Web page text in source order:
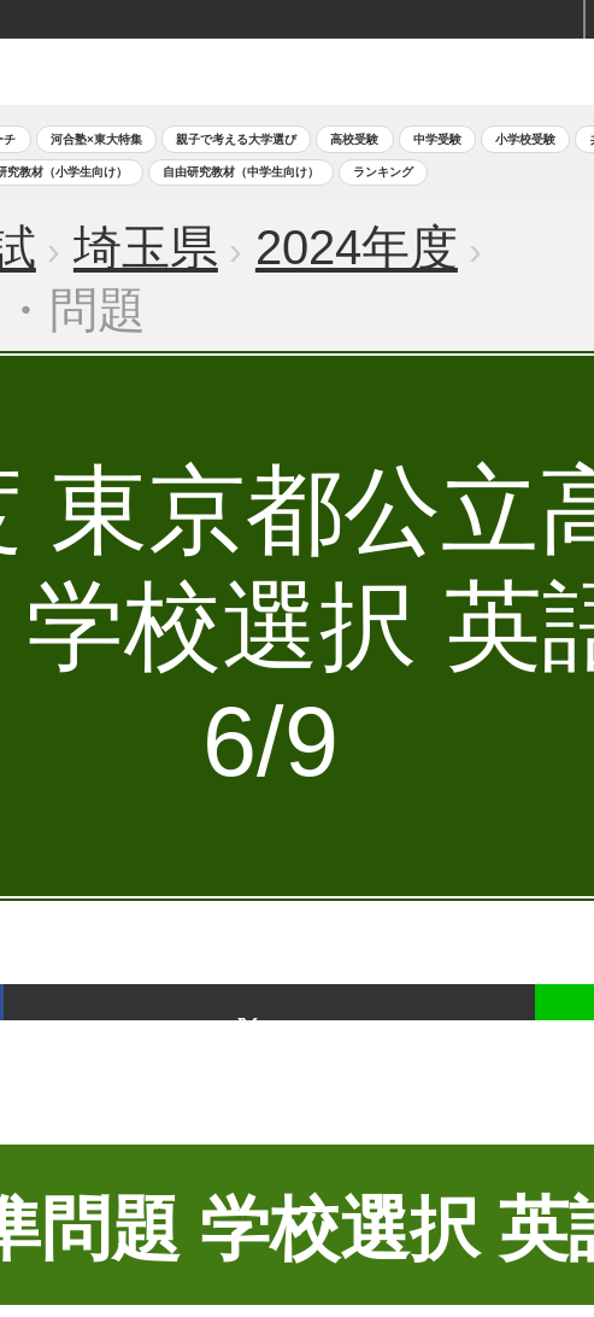
チ 河合塾×東大特集 親子で考える大学選び 高校受験 中学受験 小学校受験
究教材（小学生向け） 自由研究教材（中学生向け） ランキング
埼玉県
2024年度
問題
東京都公立
校選択 英
6/9
問題 学校選択 英